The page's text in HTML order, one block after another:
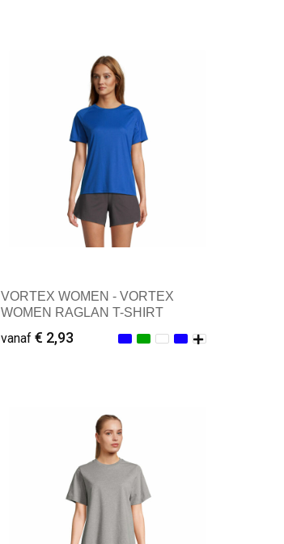
Minimale afname: 1
VORTEX WOMEN - VORTEX
WOMEN RAGLAN T-SHIRT
vanaf € 2,93
Minimale afname: 1